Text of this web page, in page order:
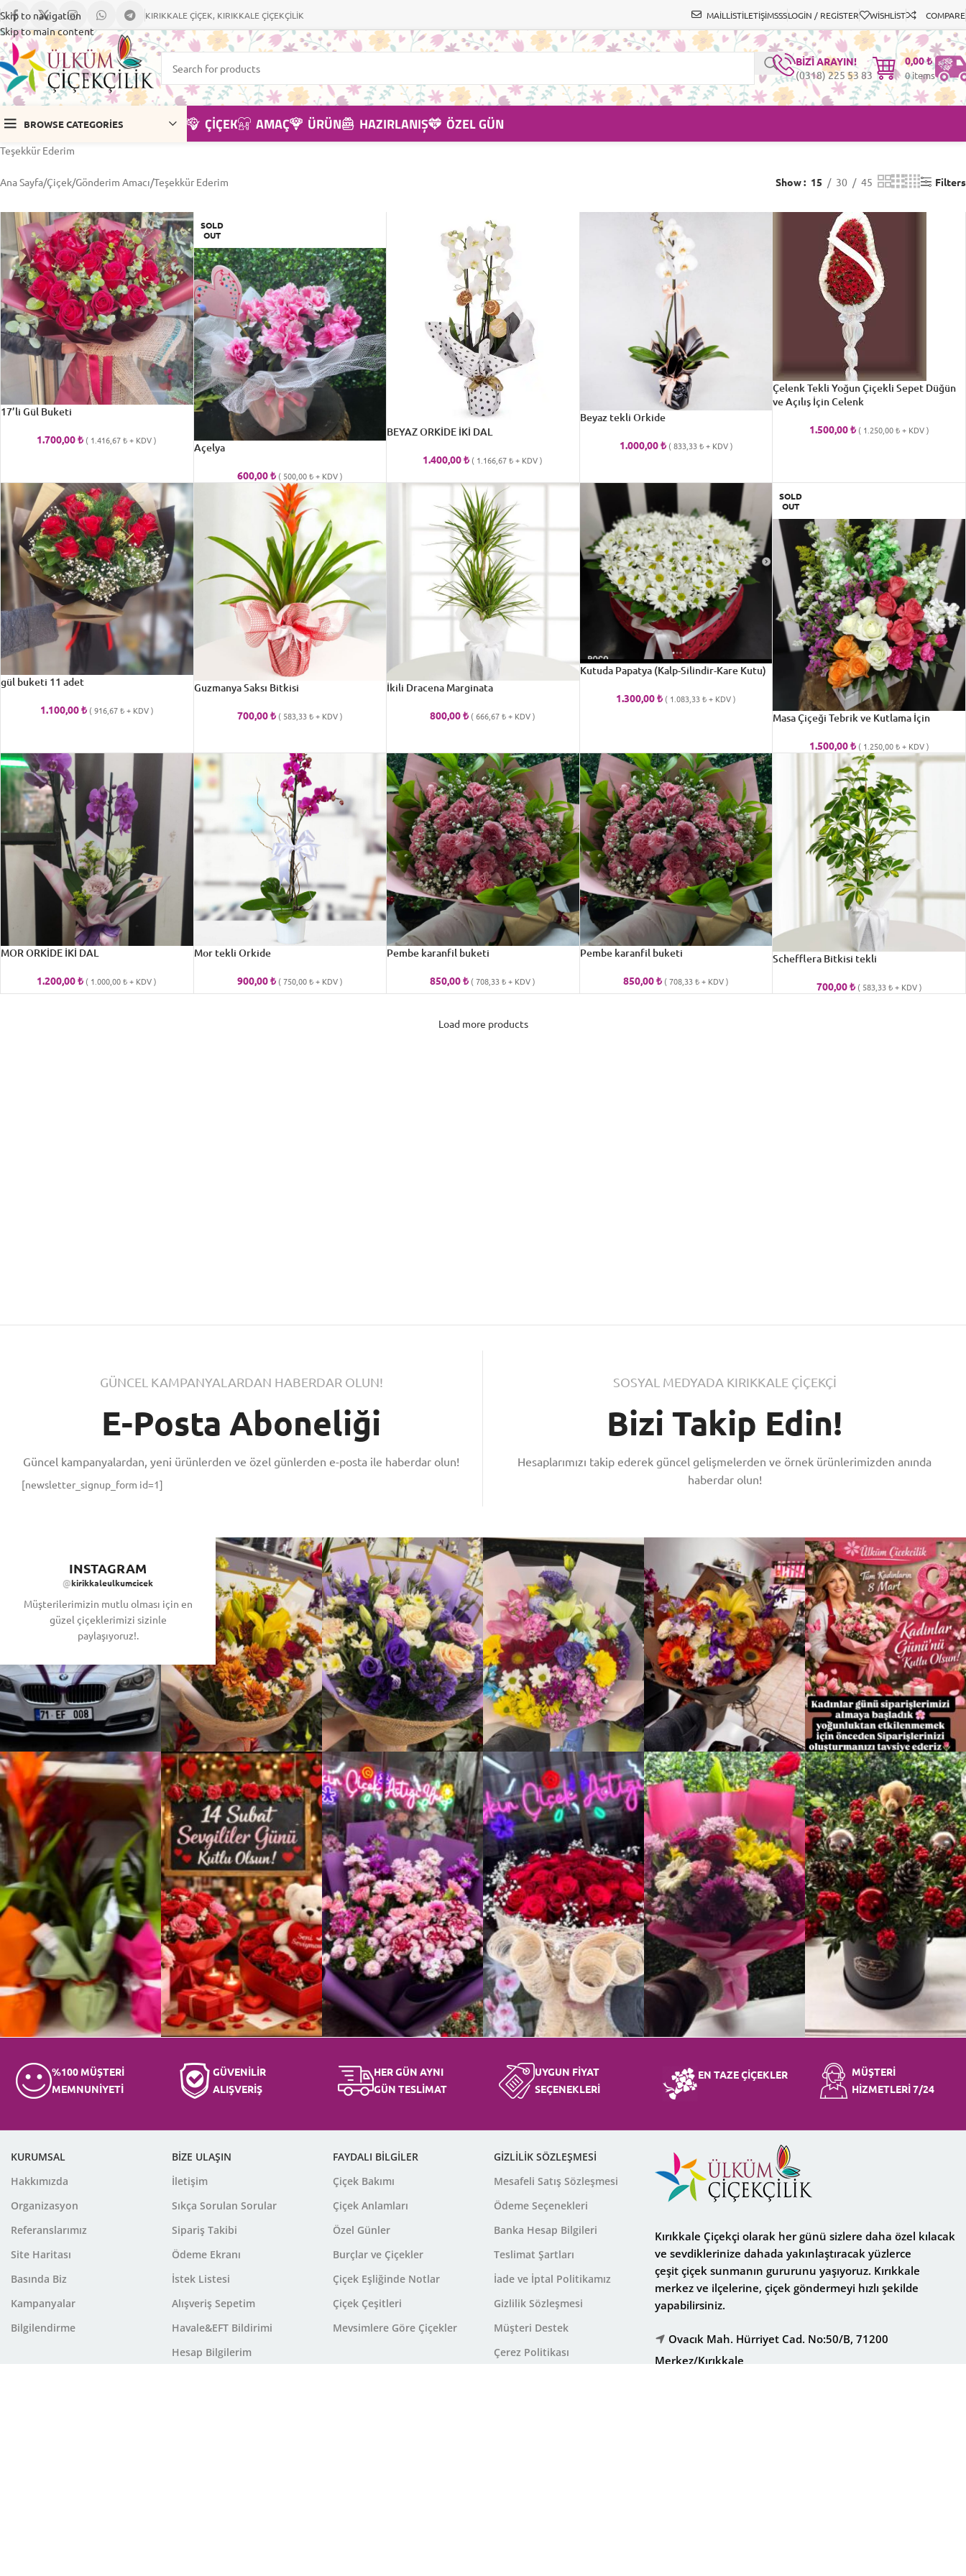
Skip to navigation
Skip to main content
KIRIKKALE ÇİÇEK, KIRIKKALE ÇİÇEKÇİLİK MAİLLİSTİLETİŞİMSSSLOGIN / REGISTER WISHLIST COMPARE
BİZİ ARAYIN!
(0318) 225 53 83
0items
0,00₺
BROWSE CATEGORIES ÇIÇEK AMAÇ ÜRÜN HAZIRLANIŞ ÖZEL GÜN
Teşekkür Ederim
Ana Sayfa Çiçek Gönderim Amacı Teşekkür Ederim Show 15 30 45 Filters
17’li Gül Buketi
1.700,00₺ ( 1.416,67₺+ KDV )
SOLD
OUT
Açelya
600,00₺ ( 500,00₺+ KDV )
BEYAZ ORKİDE İKİ DAL
1.400,00₺ ( 1.166,67₺+ KDV )
Beyaz tekli Orkide
1.000,00₺ (833,33₺+ KDV )
Çelenk Tekli Yoğun Çiçekli Sepet Düğün
ve Açılış İçin Celenk
1.500,00₺ ( 1.250,00₺+ KDV )
gül buketi 11 adet
1.100,00₺ (916,67₺+ KDV )
Guzmanya Saksı Bitkisi
700,00₺ ( 583,33₺+ KDV )
İkili Dracena Marginata
800,00₺ (666,67₺+ KDV )
Kutuda Papatya (Kalp-Silindir-Kare Kutu)
1.300,00₺ ( 1.083,33₺+ KDV )
SOLD
OUT
Masa Çiçeği Tebrik ve Kutlama İçin
1.500,00₺ ( 1.250,00₺+ KDV )
MOR ORKİDE İKİ DAL
1.200,00₺ ( 1.000,00₺+ KDV )
Mor tekli Orkide
900,00₺ (750,00₺+ KDV )
Pembe karanfil buketi
850,00₺ (708,33₺+ KDV )
Pembe karanfil buketi
850,00₺ (708,33₺+ KDV )
Schefflera Bitkisi tekli
700,00₺ ( 583,33₺+ KDV )
Load more products
GÜNCEL KAMPANYALARDAN HABERDAR OLUN!
E-Posta Aboneliği
Güncel kampanyalardan, yeni ürünlerden ve özel günlerden e-posta ile haberdar olun!
[newsletter_signup_form id=1]
SOSYAL MEDYADA KIRIKKALE ÇİÇEKÇİ
Bizi Takip Edin!
Hesaplarımızı takip ederek güncel gelişmelerden ve örnek ürünlerimizden anında
haberdar olun!
INSTAGRAM
@kirikkaleulkumcicek
Müşterilerimizin mutlu olması için en
güzel çiçeklerimizi sizinle
paylaşıyoruz!.
%100 MÜŞTERİ
MEMNUNİYETİ
GÜVENİLİR
ALIŞVERİŞ
HER GÜN AYNI
GÜN TESLİMAT
UYGUN FİYAT
SEÇENEKLERİ
EN TAZE ÇİÇEKLER
MÜŞTERİ
HİZMETLERİ 7/24
KURUMSAL
Hakkımızda
Organizasyon
Referanslarımız
Site Haritası
Basında Biz
Kampanyalar
Bilgilendirme
BİZE ULAŞIN
İletişim
Sıkça Sorulan Sorular
Sipariş Takibi
Ödeme Ekranı
İstek Listesi
Alışveriş Sepetim
Havale&EFT Bildirimi
Hesap Bilgilerim
FAYDALI BİLGİLER
Çiçek Bakımı
Çiçek Anlamları
Özel Günler
Burçlar ve Çiçekler
Çiçek Eşliğinde Notlar
Çiçek Çeşitleri
Mevsimlere Göre Çiçekler
GİZLİLİK SÖZLEŞMESİ
Mesafeli Satış Sözleşmesi
Ödeme Seçenekleri
Banka Hesap Bilgileri
Teslimat Şartları
İade ve İptal Politikamız
Gizlilik Sözleşmesi
Müşteri Destek
Çerez Politikası
Kırıkkale Çiçekçi olarak her günü sizlere daha özel kılacak
ve sevdiklerinize dahada yakınlaştıracak yüzlerce
çeşit çiçek sunmanın gururunu yaşıyoruz. Kırıkkale
merkez ve ilçelerine, çiçek göndermeyi hızlı şekilde
yapabilirsiniz.
Ovacık Mah. Hürriyet Cad. No:50/B, 71200
Merkez/Kırıkkale